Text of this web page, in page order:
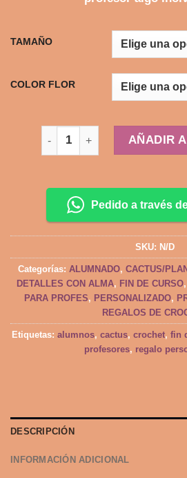
TAMAÑO
COLOR FLOR
CACTUS DIVERTIDO PARA
AÑADIR
Pedido a través
SKU: N/D
Categorías: ALUMNADO, CACTUS/
DETALLES CON ALMA, FIN DE CURSO,
PARA PROFES, PERSONALIZADO,
REGALOS DE
Etiquetas: alumnos, cactus, crochet, fin
profesores, regalo
DESCRIPCIÓN
INFORMACIÓN ADICIONAL